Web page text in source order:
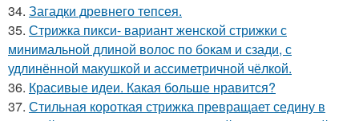
34. Загадки древнего тепсея.
35. Стрижка пикси- вариант женской стрижки с
минимальной длиной волос по бокам и сзади, с
удлинённой макушкой и ассиметричной чёлкой.
36. Красивые идеи. Какая больше нравится?
37. Стильная короткая стрижка превращает седину в